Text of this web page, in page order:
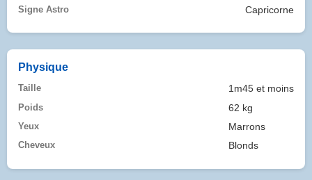
Signe Astro Capricorne
Physique
Taille 1m45 et moins
Poids 62 kg
Yeux Marrons
Cheveux Blonds